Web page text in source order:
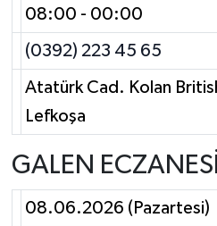
08:00 - 00:00
(0392) 223 45 65
Atatürk Cad. Kolan
Lefkoşa
GALEN ECZANESİ
08.06.2026 (Pazartesi)